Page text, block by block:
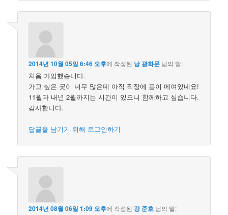
2014년 10월 05일 6:46 오후에 작성된 남 광화문 님의 말:
처음 가입했습니다.
가고 싶은 곳이 너무 많은데 아직 직장에 몸이 메여있네요!
11월과 내년 2월까지는 시간이 있으니 함께하고 싶습니다.
감사합니다.
답글을 남기기 위해 로그인하기
2014년 08월 06일 1:09 오후에 작성된 강 준호 님의 말: